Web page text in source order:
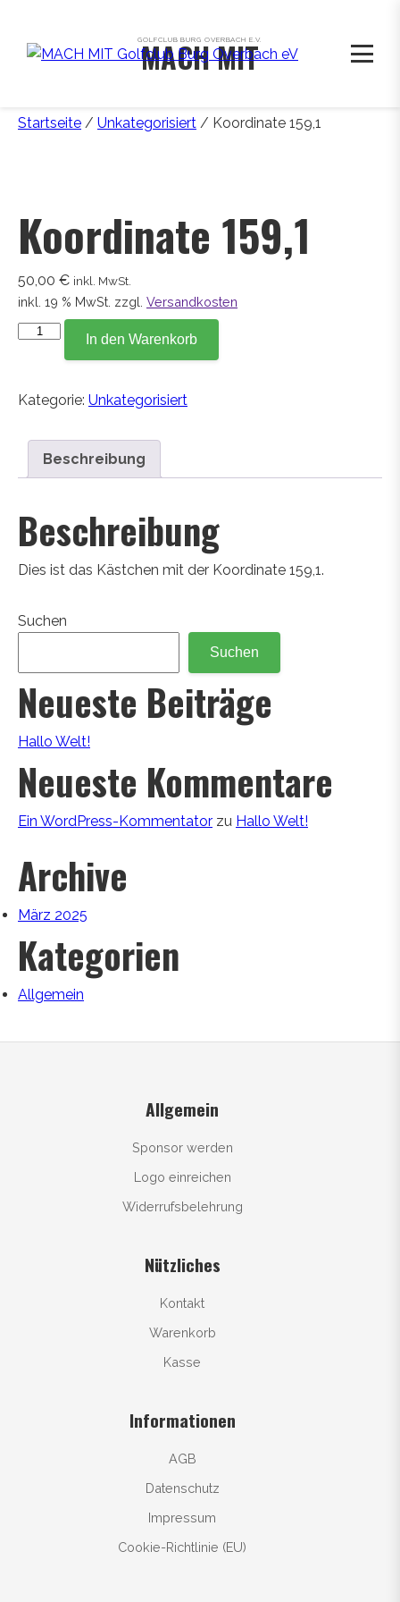
GOLFCLUB BURG OVERBACH E.V.
MACH MIT
Startseite / Unkategorisiert / Koordinate 159,1
Koordinate 159,1
50,00 € inkl. MwSt.
inkl. 19 % MwSt. zzgl. Versandkosten
Koordinate
In den Warenkorb
Kategorie: Unkategorisiert
Beschreibung
Beschreibung
Dies ist das Kästchen mit der Koordinate 159,1.
Suchen
Suchen
Neueste Beiträge
Hallo Welt!
Neueste Kommentare
Ein WordPress-Kommentator zu Hallo Welt!
Archive
März 2025
Kategorien
Allgemein
Allgemein
Sponsor werden
Logo einreichen
Widerrufsbelehrung
Nützliches
Kontakt
Warenkorb
Kasse
Informationen
AGB
Datenschutz
Impressum
Cookie-Richtlinie (EU)